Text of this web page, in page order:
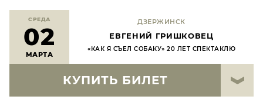
СРЕДА
02
МАРТА
ДЗЕРЖИНСК
ЕВГЕНИЙ ГРИШКОВЕЦ
«КАК Я СЪЕЛ СОБАКУ» 20 ЛЕТ СПЕКТАКЛЮ
КУПИТЬ БИЛЕТ